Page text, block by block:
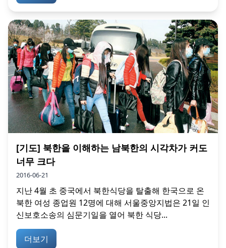
[기도] 북한을 이해하는 남북한의 시각차가 커도
너무 크다
2016-06-21
지난 4월 초 중국에서 북한식당을 탈출해 한국으로 온
북한 여성 종업원 12명에 대해 서울중앙지법은 21일 인
신보호소송의 심문기일을 열어 북한 식당...
더보기